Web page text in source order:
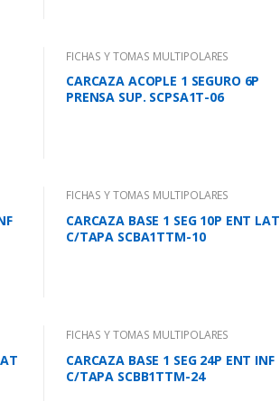
FICHAS Y TOMAS MULTIPOLARES
CARCAZA ACOPLE 1 SEGURO 6P
PRENSA SUP. SCPSA1T-06
FICHAS Y TOMAS MULTIPOLARES
CARCAZA BASE 1 SEG 10P ENT LAT
C/TAPA SCBA1TTM-10
FICHAS Y TOMAS MULTIPOLARES
CARCAZA BASE 1 SEG 24P ENT INF
C/TAPA SCBB1TTM-24